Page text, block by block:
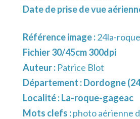
Date de prise de vue
Référence image :24la-
Fichier 30/45cm 300dpi
Auteur : Patrice Blot
Département :Dordogne
Localité :La-roque-gageac
Mots clefs :photo aérienne